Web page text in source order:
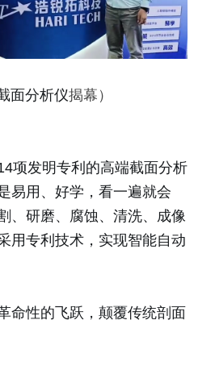
面分析仪揭幕）
项发明专利的高端截面分析
易用、好学，看一遍就会
、研磨、腐蚀、清洗、成像
用专利技术，实现智能自动
命性的飞跃，颠覆传统剖面